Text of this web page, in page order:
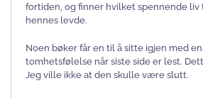
fortiden, og finner hvilket spennende
hennes levde.
Noen bøker får en til å sitte igjen med
tomhetsfølelse når siste side er lest.
Jeg ville ikke at den skulle være slutt.